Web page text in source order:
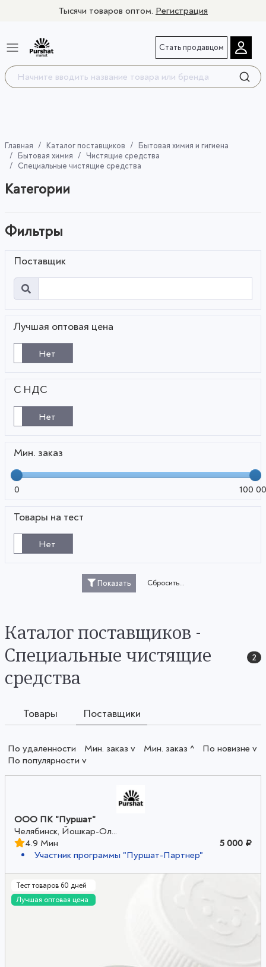
Тысячи товаров оптом. Регистрация
Стать продавцом
Главная Каталог поставщиков
Бытовая химия и гигиена
Бытовая химия
Чистящие средства
Специальные чистящие средства
Категории
Фильтры
Поставщик
Лучшая оптовая цена
Нет
С НДС
Нет
Мин. заказ
0 100
Товары на тест
Нет
Показать Сбросить...
Каталог поставщиков -
Специальные чистящие
средства
2
Товары Поставщики
По удаленности Мин. заказ v Мин. заказ ^
По новизне v
По популярности v
ООО ПК "Пуршат"
Челябинск, Йошкар-Ол...
4.9 Мин
5 000 ₽
Участник программы "Пуршат-Партнер"
Тест товаров 60 дней
Лучшая оптовая цена